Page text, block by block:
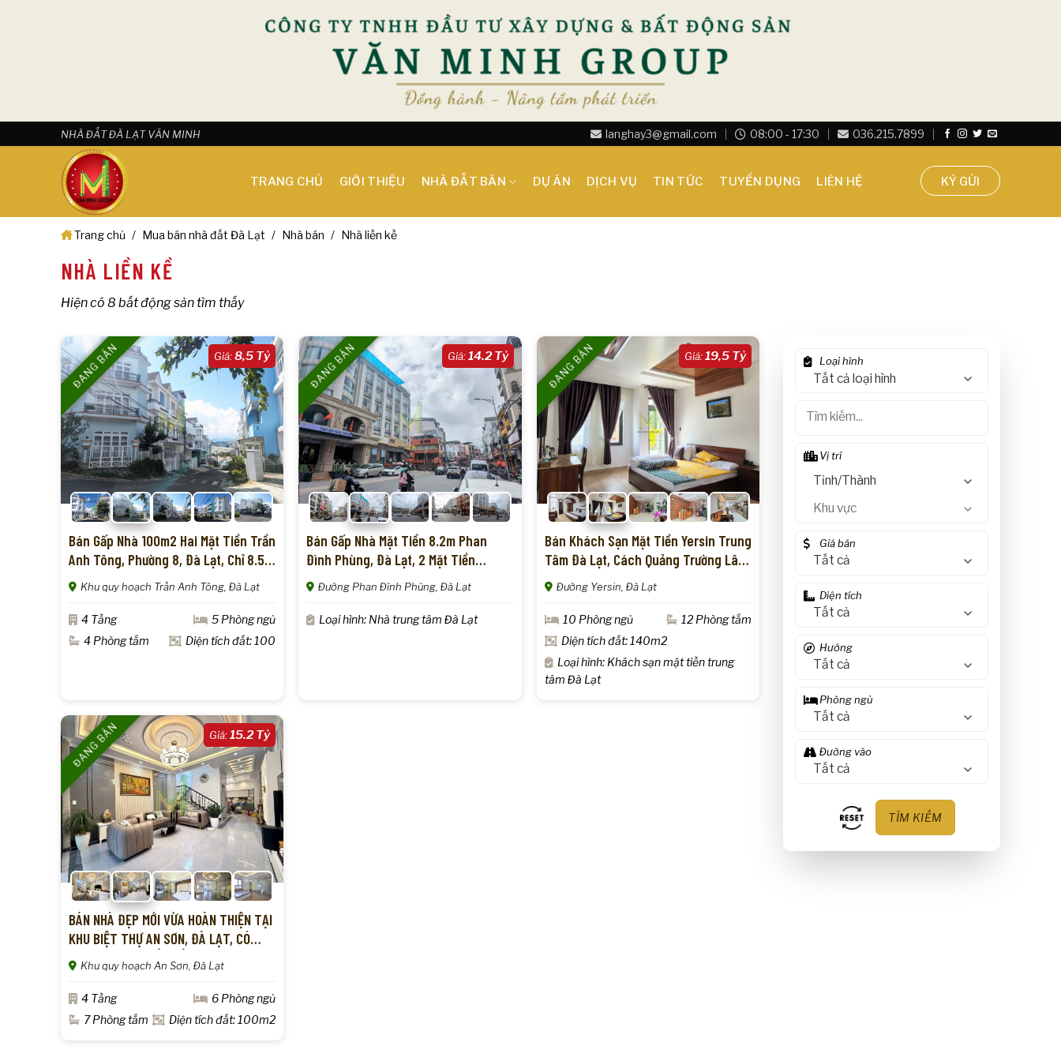
to
NHÀ ĐẤT ĐÀ LẠT VĂN MINH langhay3@gmail.com 08:00 - 17:30 036.215.7899
TRANG CHỦ GIỚI THIỆU NHÀ ĐẤT BÁN DỰ ÁN DỊCH VỤ TIN TỨC TUYỂN DỤNG LIÊN HỆ KÝ GỬI
Trang chủ / Mua bán nhà đất Đà Lạt / Nhà bán / Nhà liền kề
NHÀ LIỀN KỀ
Hiện có 8 bất động sản tìm thấy
Bán Gấp Nhà 100m2 Hai Mặt Tiền Trần
Anh Tông, Phường 8, Đà Lạt, Chỉ 8.5
Tỷ Rẻ Nhất Thị Trường
ĐANG BÁN Giá:8,5 Tỷ
Khu quy hoạch Trần Anh Tông, Đà Lạt
4 Tầng
5 Phòng ngủ
4 Phòng tắm
Diện tích đất: 100
Bán Gấp Nhà Mặt Tiền 8.2m Phan
Đình Phùng, Đà Lạt, 2 Mặt Tiền
Thuận Tiện Kinh Doanh
ĐANG BÁN Giá:14.2 Tỷ
Đường Phan Đình Phùng, Đà Lạt
Loại hình: Nhà trung tâm Đà Lạt
Bán Khách Sạn Mặt Tiền Yersin Trung
Tâm Đà Lạt, Cách Quảng Trường Lâm
Viên 500m, Vị Trí Vàng Cho KD
ĐANG BÁN Giá:19,5 Tỷ
Đường Yersin, Đà Lạt
10 Phòng ngủ
12 Phòng tắm
Diện tích đất: 140m2
Loại hình: Khách sạn mặt tiền trung
tâm Đà Lạt
BÁN NHÀ ĐẸP MỚI VỪA HOÀN THIỆN TẠI
KHU BIỆT THỰ AN SƠN, ĐÀ LẠT, CÓ
THANG MÁY, THIẾT KẾ HIỆN ĐẠI
ĐANG BÁN Giá:15.2 Tỷ
Khu quy hoạch An Sơn, Đà Lạt
4 Tầng
6 Phòng ngủ
7 Phòng tắm
Diện tích đất: 100m2
TÌM KIẾM